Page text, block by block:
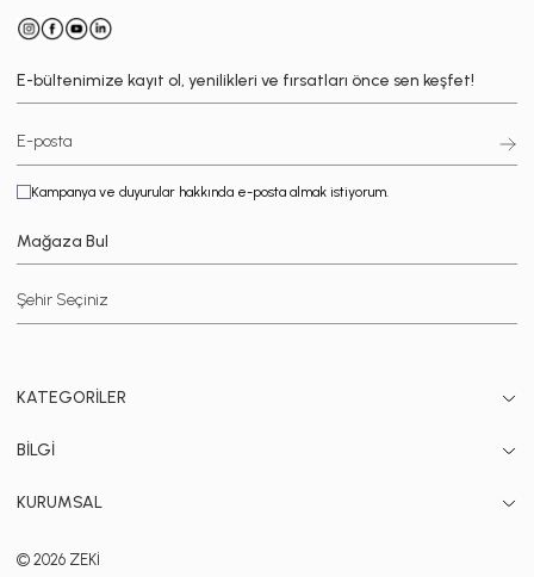
E-bültenimize kayıt ol, yenilikleri ve fırsatları önce sen keşfet!
Kampanya ve duyurular hakkında e-posta almak istiyorum.
Mağaza Bul
KATEGORİLER
BİLGİ
KURUMSAL
© 2026 ZEKİ